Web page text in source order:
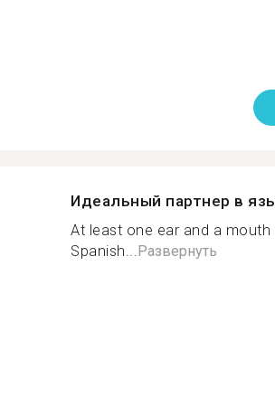
Идеальный партнер в
At least one ear and a
Spanish...Развернуть